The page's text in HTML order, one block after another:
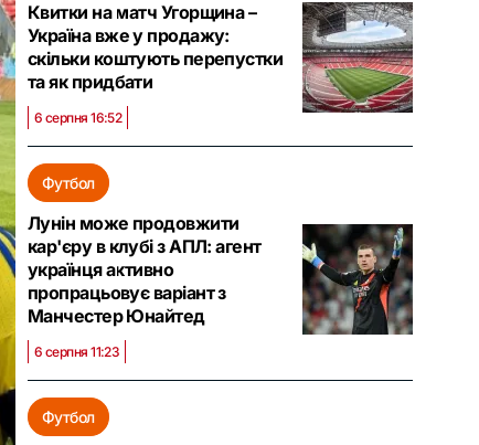
Квитки на матч Угорщина –
Україна вже у продажу:
скільки коштують перепустки
та як придбати
6 серпня 16:52
Футбол
Лунін може продовжити
кар'єру в клубі з АПЛ: агент
українця активно
пропрацьовує варіант з
Манчестер Юнайтед
6 серпня 11:23
Футбол